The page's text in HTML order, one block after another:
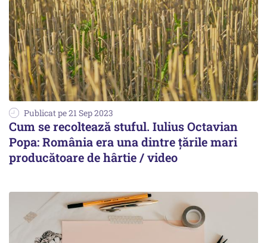
Publicat pe 21 Sep 2023
Cum se recoltează stuful. Iulius Octavian
Popa: România era una dintre țările mari
producătoare de hârtie / video